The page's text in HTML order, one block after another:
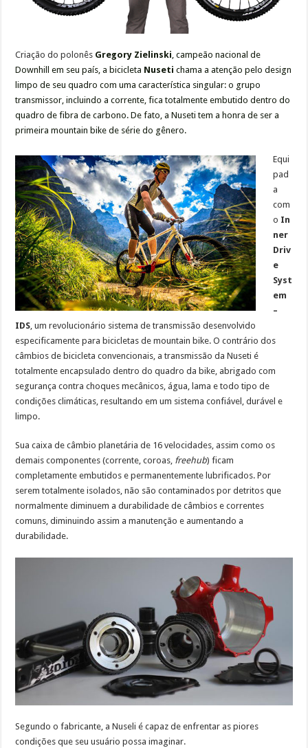
Criação do polonês Gregory Zielinski, campeão nacional de
Downhill em seu país, a bicicleta Nuseti chama a atenção pelo design
limpo de seu quadro com uma característica singular: o grupo
transmissor, incluindo a corrente, fica totalmente embutido dentro do
quadro de fibra de carbono. De fato, a Nuseti tem a honra de ser a
primeira mountain bike de série do gênero.
Equi
pad
a
com
o In
ner
Driv
e
Syst
em
–
IDS, um revolucionário sistema de transmissão desenvolvido
especificamente para bicicletas de mountain bike. O contrário dos
câmbios de bicicleta convencionais, a transmissão da Nuseti é
totalmente encapsulado dentro do quadro da bike, abrigado com
segurança contra choques mecânicos, água, lama e todo tipo de
condições climáticas, resultando em um sistema confiável, durável e
limpo.
Sua caixa de câmbio planetária de 16 velocidades, assim como os
demais componentes (corrente, coroas, freehub) ficam
completamente embutidos e permanentemente lubrificados. Por
serem totalmente isolados, não são contaminados por detritos que
normalmente diminuem a durabilidade de câmbios e correntes
comuns, diminuindo assim a manutenção e aumentando a
durabilidade.
Segundo o fabricante, a Nuseli é capaz de enfrentar as piores
condições que seu usuário possa imaginar.